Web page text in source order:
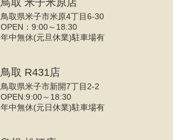
鳥取県米子市米原4丁目6-30
OPEN：9:00～18:30
年中無休(元旦休業)駐車場有
鳥取 R431店
鳥取県米子市新開7丁目2-2
OPEN:9:00～18:30
年中無休(元日休業)駐車場有